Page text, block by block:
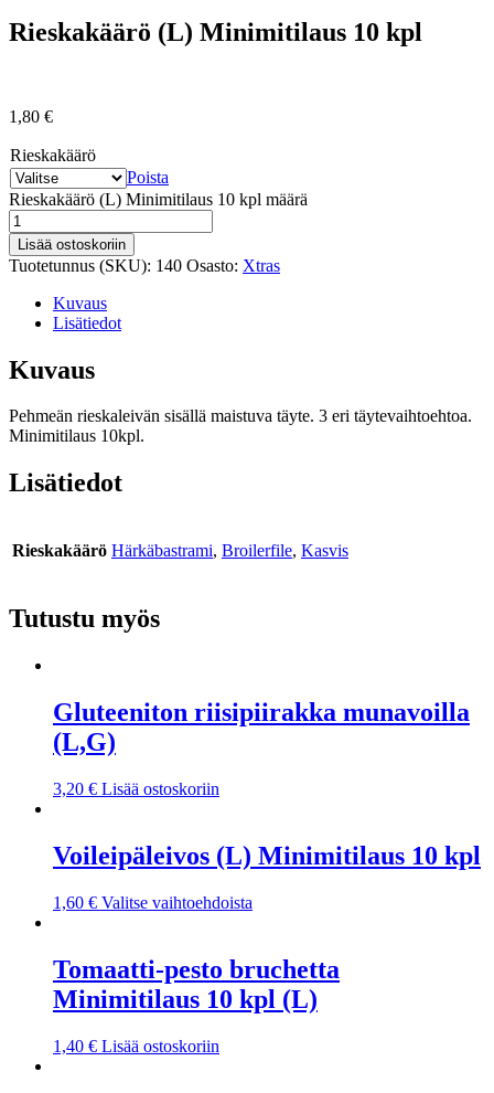
Rieskakäärö (L) Minimitilaus 10 kpl
1,80 €
Rieskakäärö
Poista
Rieskakäärö (L) Minimitilaus 10 kpl määrä
Lisää ostoskoriin
Tuotetunnus (SKU): 140 Osasto: Xtras
Kuvaus
Lisätiedot
Kuvaus
Pehmeän rieskaleivän sisällä maistuva täyte. 3 eri täytevaihtoehtoa.
Minimitilaus 10kpl.
Lisätiedot
Rieskakäärö Härkäbastrami, Broilerfile, Kasvis
Tutustu myös
Gluteeniton riisipiirakka munavoilla
(L,G)
3,20 € Lisää ostoskoriin
Voileipäleivos (L) Minimitilaus 10 kpl
1,60 € Valitse vaihtoehdoista
Tomaatti-pesto bruchetta
Minimitilaus 10 kpl (L)
1,40 € Lisää ostoskoriin